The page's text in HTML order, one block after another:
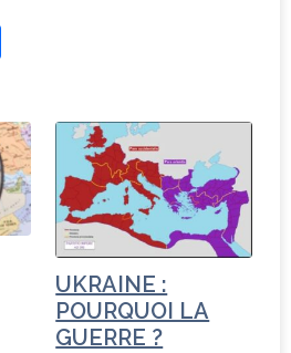
ta
g
e
r
UKRAINE :
POURQUOI LA
GUERRE ?